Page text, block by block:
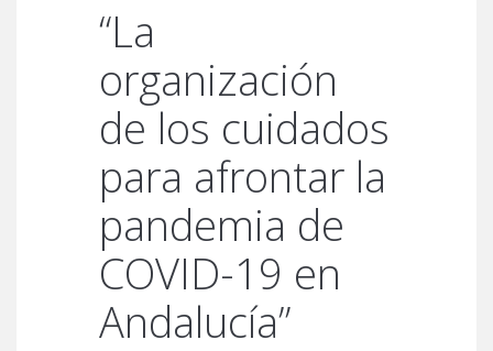
“La
organización
de los cuidados
para afrontar la
pandemia de
COVID-19 en
Andalucía”